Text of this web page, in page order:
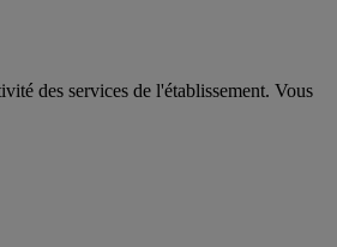
des services de l'établissement. Vous